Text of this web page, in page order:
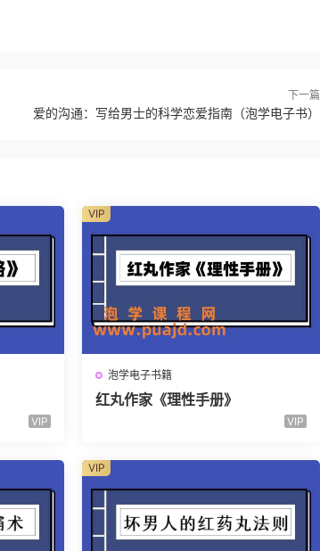
下一篇
爱的沟通：写给男士的科学恋爱指南（泡学电子书）
VIP
泡学电子书籍
红丸作家《理性手册》
VIP
VIP
VIP